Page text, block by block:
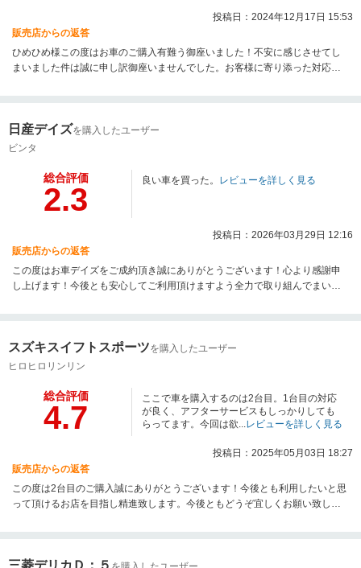
投稿日：2024年12月17日 15:53
販売店からの返答
ひめひめ様この度はお車のご購入有難う御座いました！不安に感じさせてし
まいました件は誠に申し訳御座いませんでした。お客様に寄り添った対応を
日産デイズを購入したユーザー
ビンタ
総合評価
2.3
良い車を買った。 レビューを詳しく見る
投稿日：2026年03月29日 12:16
販売店からの返答
この度はお車デイズをご成約頂き誠にありがとうございます！心より感謝申
し上げます！今後とも安心してご利用頂けますよう全力で取り組んでまいり
す。
スズキスイフトスポーツを購入したユーザー
ヒロヒロリンリン
総合評価
4.7
ここで車を購入するのは2台目。1台目の対応
が良く、アフターサービスもしっかりしても
らってます。今回は欲...レビューを詳しく見る
投稿日：2025年05月03日 18:27
販売店からの返答
この度は2台目のご購入誠にありがとうございます！今後とも利用したいと思
って頂けるお店を目指し精進致します。今後ともどうぞ宜しくお願い致しま
三菱デリカＤ：５